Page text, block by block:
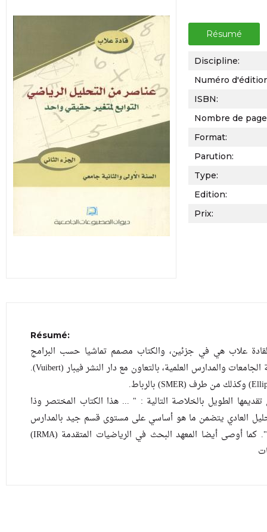
Résumé
Discipline:
Numéro
ISBN:
Nombre de
Format:
Parution:
Type:
Edition:
Prix:
Résumé:
علاب هي في جزئين، والكتاب مصمم تماشيا حسب البرامج
الجديدة. طبع هذا الكتاب، الأساسي لطلبة الجامعات والمدارس العلمية، بالتعاون مع دار النشر فيبار (Vuibert).
الطويل بالخلاصة التالية : " ... هذا الكتاب المختصر وذا
العادي يتضمن ما هو أساسي على مستوى قسم جيد بالمدارس
الخاصة أو بالنسبة لشهادة الليسانس ...". كما أوصى أيضا المعهد البحث في الرياضيات المتقدمة (IRMA)